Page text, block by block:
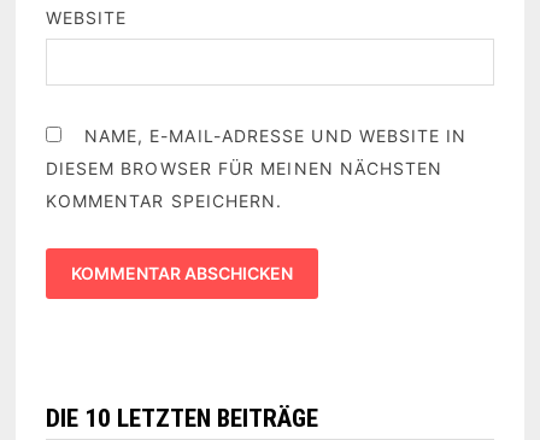
WEBSITE
NAME, E-MAIL-ADRESSE UND WEBSITE IN
DIESEM BROWSER FÜR MEINEN NÄCHSTEN
KOMMENTAR SPEICHERN.
DIE 10 LETZTEN BEITRÄGE